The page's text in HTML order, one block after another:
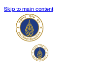
Skip to main content